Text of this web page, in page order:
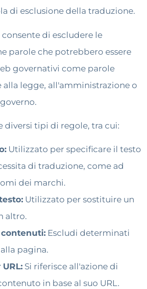
di esclusione della traduzione.
di escludere le
parole che potrebbero essere
governativi come parole
legge, all'amministrazione o
diversi tipi di regole, tra cui:
Utilizzato per specificare il testo
di traduzione, come ad
dei marchi.
Utilizzato per sostituire un
altro.
contenuti: Escludi determinati
pagina.
Si riferisce all'azione di
in base al suo URL.